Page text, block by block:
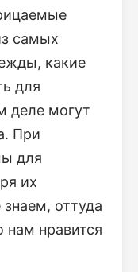
самых
какие
для
деле могут
При
для
их
оттуда
нам нравится